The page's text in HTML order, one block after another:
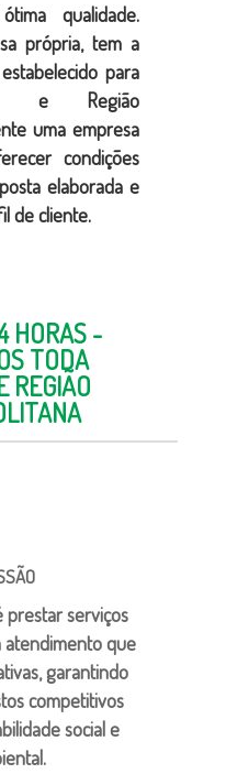
qualidade.
própria, tem a
para
e Região
uma empresa
condições
elaborada e
de cliente.
HORAS -
TODA
REGIÃO
prestar serviços
que
garantindo
competitivos
social e